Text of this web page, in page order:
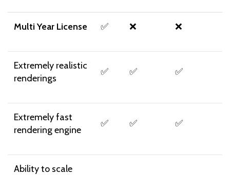
Multi Year License ✅ ❌ ❌
Extremely realistic
renderings
✅ ✅ ✅
Extremely fast
rendering engine
✅ ✅ ✅
Ability to scale